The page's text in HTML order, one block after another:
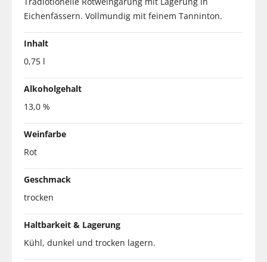
Eichenfässern. Vollmundig mit feinem Tanninton.
Inhalt
0,75 l
Alkoholgehalt
13,0 %
Weinfarbe
Rot
Geschmack
trocken
Haltbarkeit & Lagerung
Kühl, dunkel und trocken lagern.